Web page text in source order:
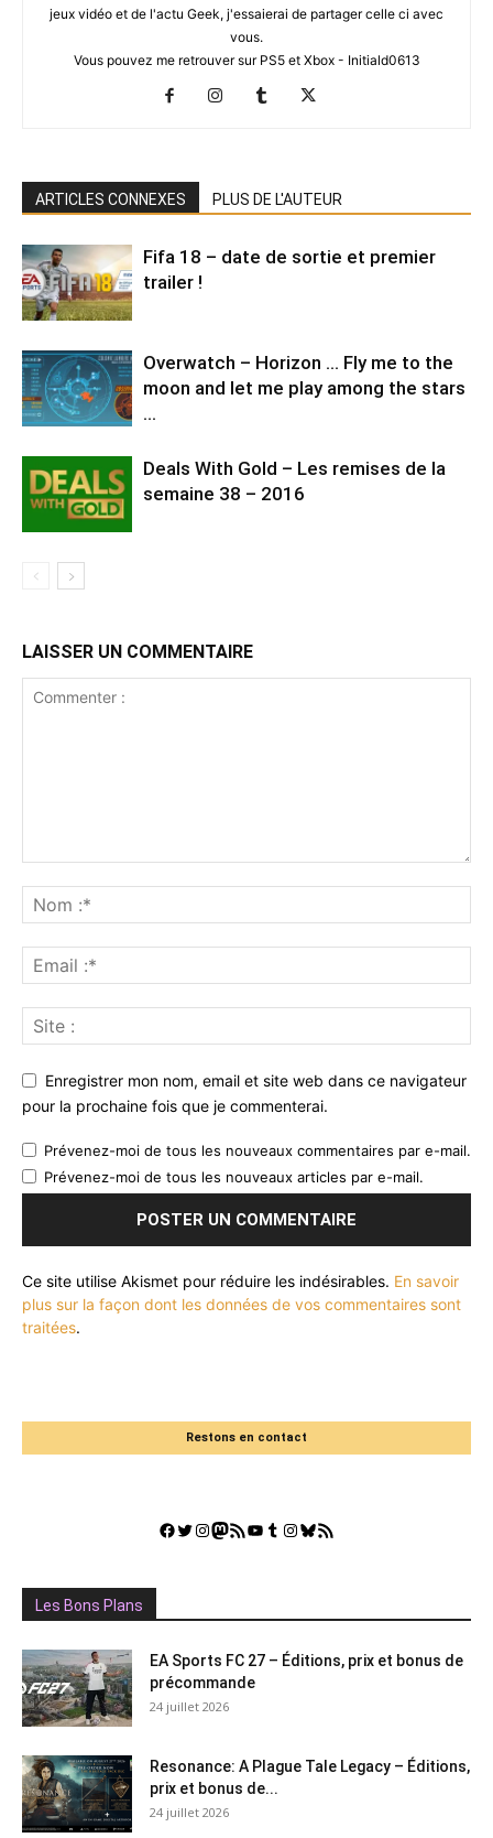
jeux vidéo et de l'actu Geek, j'essaierai de partager celle ci avec
vous.
Vous pouvez me retrouver sur PS5 et Xbox - Initiald0613
ARTICLES CONNEXES PLUS DE L'AUTEUR
Fifa 18 – date de sortie et premier
trailer !
Overwatch – Horizon … Fly me to the
moon and let me play among the stars
…
Deals With Gold – Les remises de la
semaine 38 – 2016
LAISSER UN COMMENTAIRE
Enregistrer mon nom, email et site web dans ce navigateur
pour la prochaine fois que je commenterai.
Prévenez-moi de tous les nouveaux commentaires par e-mail.
Prévenez-moi de tous les nouveaux articles par e-mail.
Ce site utilise Akismet pour réduire les indésirables. En savoir
plus sur la façon dont les données de vos commentaires sont
traitées.
Restons en contact
Facebook
Twitter
Instagram
Mastodon
Flux RSSYouTube
Tumblr
Instagram
Bluesky
GestGame
Les Bons Plans
EA Sports FC 27 – Éditions, prix et bonus de
précommande
24 juillet 2026
Resonance: A Plague Tale Legacy – Éditions,
prix et bonus de...
24 juillet 2026